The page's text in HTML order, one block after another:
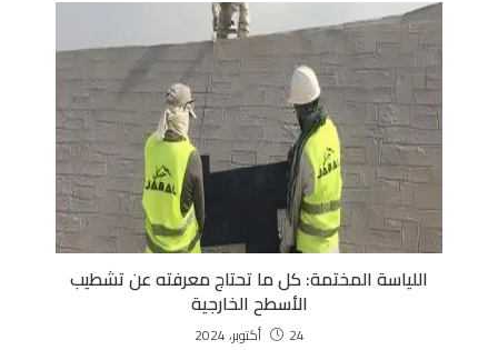
اللياسة المختمة: كل ما تحتاج معرفته عن تشطيب
الأسطح الخارجية
24 أكتوبر، 2024